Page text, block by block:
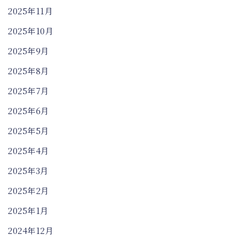
2025年11月
2025年10月
2025年9月
2025年8月
2025年7月
2025年6月
2025年5月
2025年4月
2025年3月
2025年2月
2025年1月
2024年12月